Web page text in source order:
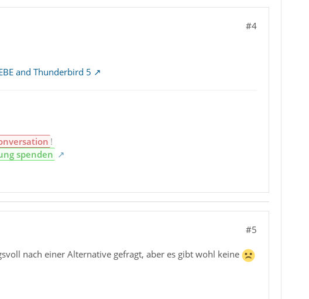
#4
and Thunderbird 5
!
spenden
#5
nach einer Alternative gefragt, aber es gibt wohl keine